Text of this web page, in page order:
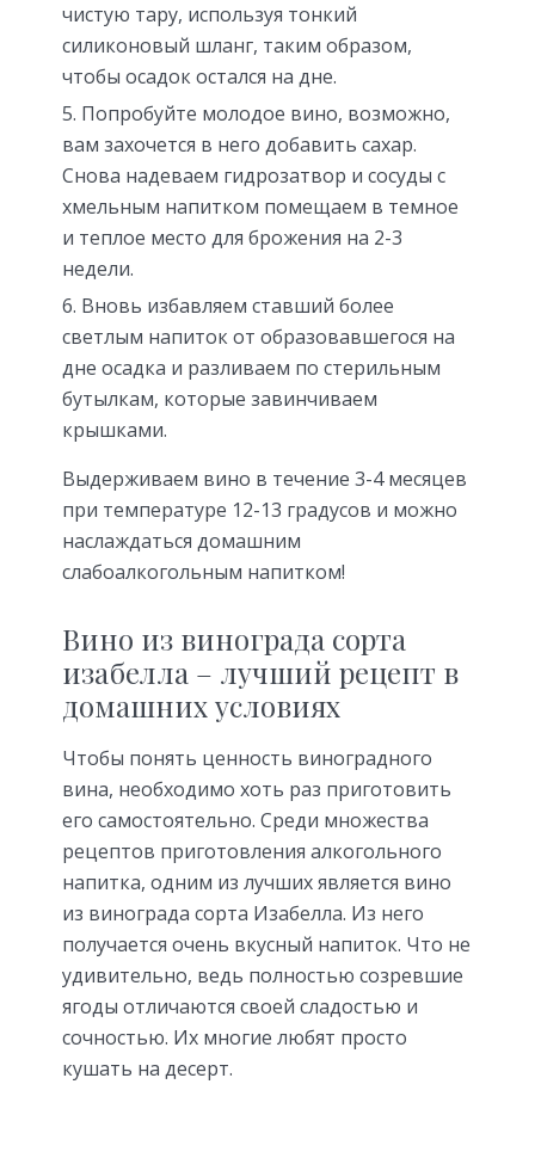
чистую тару, используя тонкий
силиконовый шланг, таким образом,
чтобы осадок остался на дне.
Попробуйте молодое вино, возможно,
вам захочется в него добавить сахар.
Снова надеваем гидрозатвор и сосуды с
хмельным напитком помещаем в темное
и теплое место для брожения на 2-3
недели.
Вновь избавляем ставший более
светлым напиток от образовавшегося на
дне осадка и разливаем по стерильным
бутылкам, которые завинчиваем
крышками.
Выдерживаем вино в течение 3-4 месяцев
при температуре 12-13 градусов и можно
наслаждаться домашним
слабоалкогольным напитком!
Вино из винограда сорта
изабелла – лучший рецепт в
домашних условиях
Чтобы понять ценность виноградного
вина, необходимо хоть раз приготовить
его самостоятельно. Среди множества
рецептов приготовления алкогольного
напитка, одним из лучших является вино
из винограда сорта Изабелла. Из него
получается очень вкусный напиток. Что не
удивительно, ведь полностью созревшие
ягоды отличаются своей сладостью и
сочностью. Их многие любят просто
кушать на десерт.